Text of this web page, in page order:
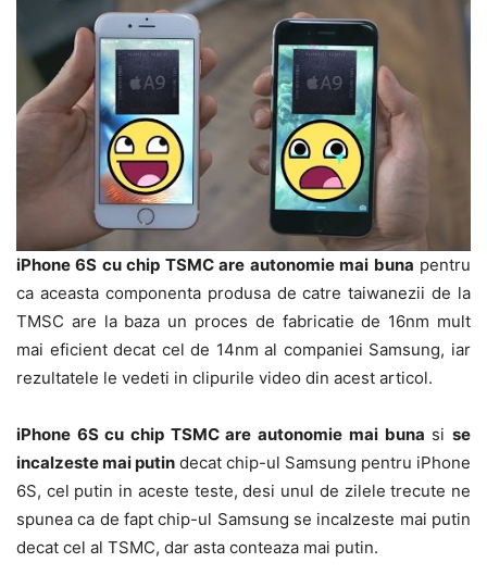
iPhone 6S cu chip TSMC are autonomie mai buna pentru
ca aceasta componenta produsa de catre taiwanezii de la
TMSC are la baza un proces de fabricatie de 16nm mult
mai eficient decat cel de 14nm al companiei Samsung, iar
rezultatele le vedeti in clipurile video din acest articol.
iPhone 6S cu chip TSMC are autonomie mai buna sise
incalzeste mai putin decat chip-ul Samsung pentru iPhone
6S, cel putin in aceste teste, desi unul de zilele trecute ne
spunea ca de fapt chip-ul Samsung se incalzeste mai putin
decat cel al TSMC, dar asta conteaza mai putin.